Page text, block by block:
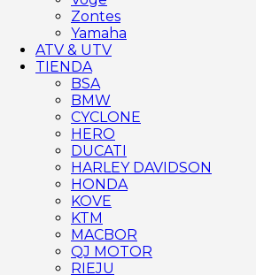
Zontes
Yamaha
ATV & UTV
TIENDA
BSA
BMW
CYCLONE
HERO
DUCATI
HARLEY DAVIDSON
HONDA
KOVE
KTM
MACBOR
QJ MOTOR
RIEJU